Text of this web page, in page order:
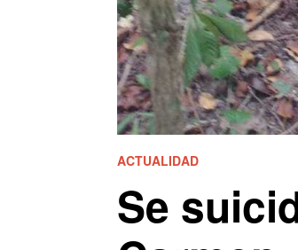
ACTUALIDAD
Se